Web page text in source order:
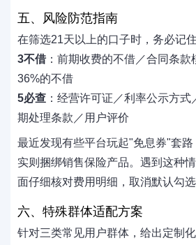
五、风险防范指南
在筛选21天以上的口子时，务必记
3不借 ：前期收费的不借／合同条
36%的不借
5必查 ：经营许可证／利率公示方
期处理条款／用户评价
最近发现有些平台玩起"免息券"套路
实则捆绑销售保险产品。遇到这种
面仔细核对费用明细，取消默认勾选
六、特殊群体适配方案
针对三类常见用户群体，给出定制化